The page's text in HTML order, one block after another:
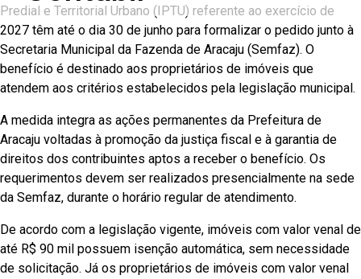
Predial e Territorial Urbano (IPTU) referente ao exercício de
2027 têm até o dia 30 de junho para formalizar o pedido junto à
Secretaria Municipal da Fazenda de Aracaju (Semfaz). O
benefício é destinado aos proprietários de imóveis que
atendem aos critérios estabelecidos pela legislação municipal.
A medida integra as ações permanentes da Prefeitura de
Aracaju voltadas à promoção da justiça fiscal e à garantia de
direitos dos contribuintes aptos a receber o benefício. Os
requerimentos devem ser realizados presencialmente na sede
da Semfaz, durante o horário regular de atendimento.
De acordo com a legislação vigente, imóveis com valor venal de
até R$ 90 mil possuem isenção automática, sem necessidade
de solicitação. Já os proprietários de imóveis com valor venal